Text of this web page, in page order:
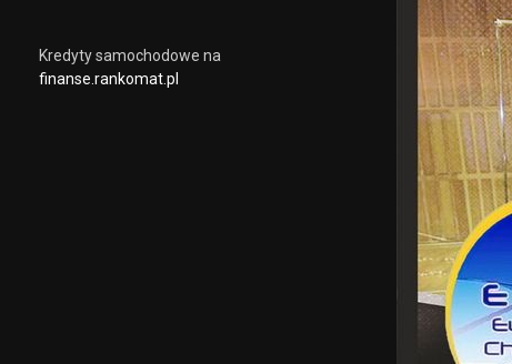
Kredyty samochodowe na
finanse.rankomat.pl